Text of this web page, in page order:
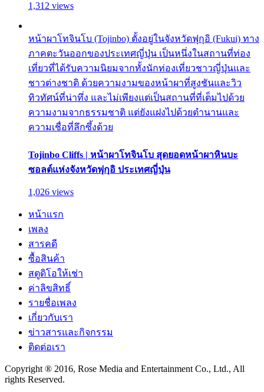
1,312 views
หน้าผาโทจินโบ (Tojinbo) ตั้งอยู่ในจังหวัดฟุกุอิ (Fukui) ทาง
ภาคตะวันออกของประเทศญี่ปุ่น เป็นหนึ่งในสถานที่ท่อง
เที่ยวที่ได้รับความนิยมจากทั้งนักท่องเที่ยวชาวญี่ปุ่นและ
ชาวต่างชาติ ด้วยความงามของหน้าผาที่สูงชันและวิว
ทิวทัศน์ที่น่าทึ่ง และไม่เพียงแต่เป็นสถานที่ที่เต็มไปด้วย
ความงามจากธรรมชาติ แต่ยังแฝงไปด้วยตำนานและ
ความเชื่อที่ลึกซึ้งด้วย
Tojinbo Cliffs | หน้าผาโทจินโบ สุดยอดหน้าผาหินบะ
ซอลต์แห่งจังหวัดฟุกุอิ ประเทศญี่ปุ่น
1,026 views
หน้าแรก
เพลง
สารคดี
ซื้อสินค้า
สตูดิโอให้เช่า
ค่าลิขสิทธิ์
รายชื่อเพลง
เกี่ยวกับเรา
ข่าวสารและกิจกรรม
ติดต่อเรา
Copyright ® 2016, Rose Media and Entertainment Co., Ltd., All
rights Reserved.